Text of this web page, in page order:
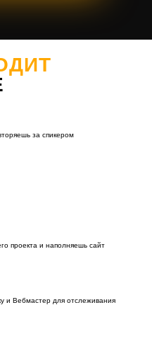
за спикером
проекта и наполняешь сайт
и Вебмастер для отслеживания
западном